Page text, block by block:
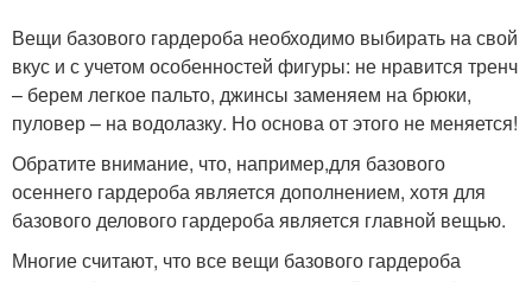
Вещи базового гардероба необходимо выбирать на свой
вкус и с учетом особенностей фигуры: не нравится тренч
– берем легкое пальто, джинсы заменяем на брюки,
пуловер – на водолазку. Но основа от этого не меняется!
Обратите внимание, что, например,для базового
осеннего гардероба является дополнением, хотя для
базового делового гардероба является главной вещью.
Многие считают, что все вещи базового гардероба